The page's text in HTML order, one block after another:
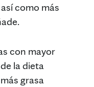
como más
con mayor
la dieta
grasa